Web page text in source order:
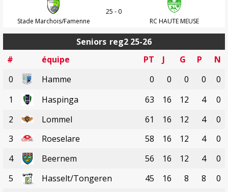
Stade Marchois/Famenne
25 - 0
RC HAUTE MEUSE
Seniors reg2 25-26
#
équipe PT J G P
N
0
Hamme 0 0 0 0
0
1
Haspinga 63 16 12 4
0
2
Lommel 61 16 12 4
0
3
Roeselare 58 16 12 4
0
4
Beernem 56 16 12 4
0
5
Hasselt/Tongeren 45 16 8 8 0